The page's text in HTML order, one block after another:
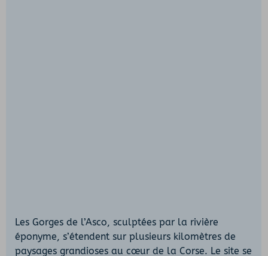
Les Gorges de l’Asco, sculptées par la rivière
éponyme, s’étendent sur plusieurs kilomètres de
paysages grandioses au cœur de la Corse. Le site se